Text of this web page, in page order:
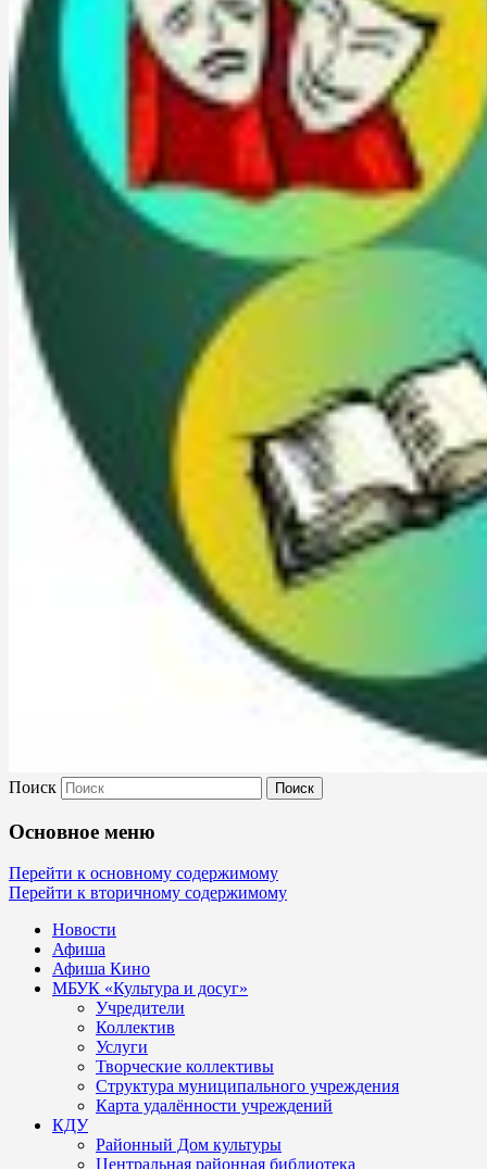
Культура Невель
МБУК Невельского района "Культура
и досуг"
Поиск
Основное меню
Перейти к основному содержимому
Перейти к вторичному содержимому
Новости
Афиша
Афиша Кино
МБУК «Культура и досуг»
Учредители
Коллектив
Услуги
Творческие коллективы
Структура муниципального учреждения
Карта удалённости учреждений
КДУ
Районный Дом культуры
Центральная районная библиотека